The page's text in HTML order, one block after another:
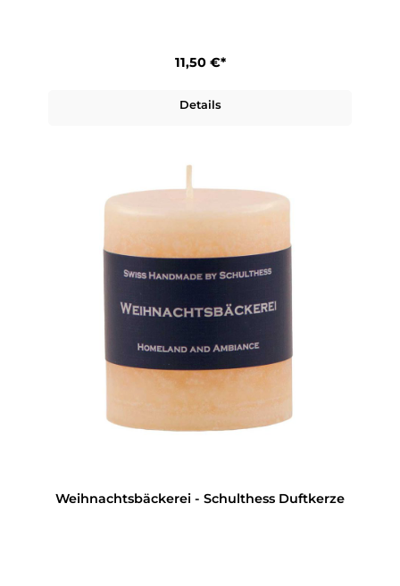
11,50 €*
Details
Weihnachtsbäckerei - Schulthess Duftkerze